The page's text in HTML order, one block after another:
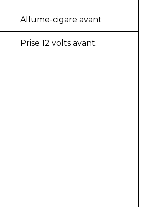
Allume-cigare avant
Prise 12 volts avant.